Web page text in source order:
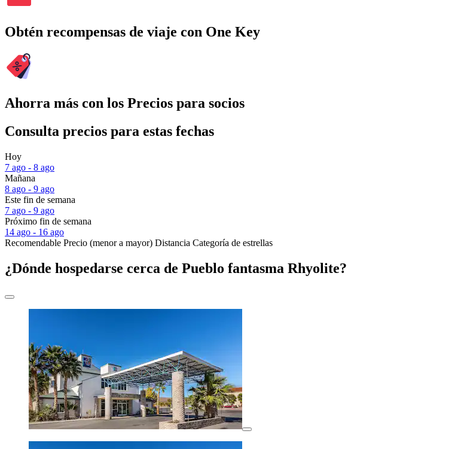
Obtén recompensas de viaje con One Key
Ahorra más con los Precios para socios
Consulta precios para estas fechas
Hoy
7 ago - 8 ago
Mañana
8 ago - 9 ago
Este fin de semana
7 ago - 9 ago
Próximo fin de semana
14 ago - 16 ago
Recomendable Precio (menor a mayor) Distancia Categoría de estrellas
¿Dónde hospedarse cerca de Pueblo fantasma Rhyolite?